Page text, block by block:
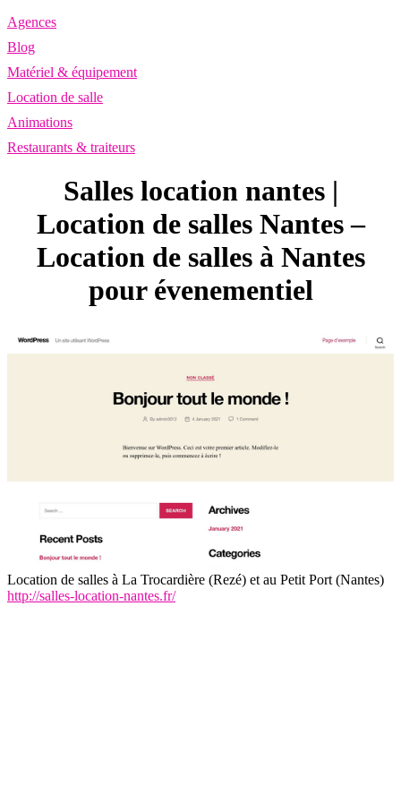
Agences
Blog
Matériel & équipement
Location de salle
Animations
Restaurants & traiteurs
Salles location nantes |
Location de salles Nantes –
Location de salles à Nantes
pour évene­men­tiel
Location de salles à La Trocardière (Rezé) et au Petit Port (Nantes)
http://salles-location-nantes.fr/